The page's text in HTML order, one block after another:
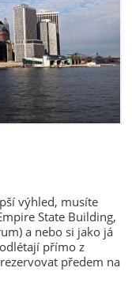
výhled, musíte
State Building,
a nebo si jako já
přímo z
předem na